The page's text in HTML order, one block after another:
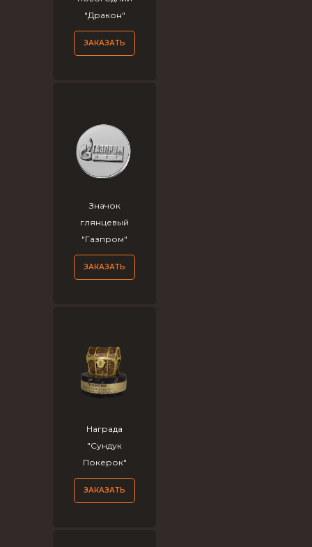
"Дракон"
ЗАКАЗАТЬ
Значок
глянцевый
"Газпром"
ЗАКАЗАТЬ
Награда
"Сундук
Покерок"
ЗАКАЗАТЬ